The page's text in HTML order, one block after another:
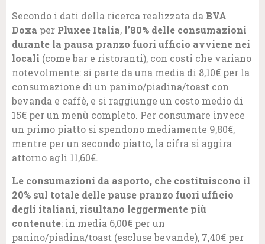
Secondo i dati della ricerca realizzata da BVA
Doxa per Pluxee Italia, l’80% delle consumazioni
durante la pausa pranzo fuori ufficio avviene nei
locali (come bar e ristoranti), con costi che variano
notevolmente: si parte da una media di 8,10€ per la
consumazione di un panino/piadina/toast con
bevanda e caffè, e si raggiunge un costo medio di
15€ per un menù completo. Per consumare invece
un primo piatto si spendono mediamente 9,80€,
mentre per un secondo piatto, la cifra si aggira
attorno agli 11,60€.
Le consumazioni da asporto, che costituiscono il
20% sul totale delle pause pranzo fuori ufficio
degli italiani, risultano leggermente più
contenute: in media 6,00€ per un
panino/piadina/toast (escluse bevande), 7,40€ per